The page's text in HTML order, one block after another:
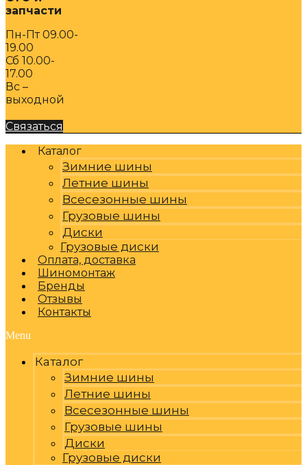
запчасти
Пн-Пт 09.00-
19.00
Сб 10.00-
17.00
Вс –
выходной
Связаться
Каталог
Зимние шины
Летние шины
Всесезонные шины
Грузовые шины
Диски
Грузовые диски
Оплата, доставка
Шиномонтаж
Бренды
Отзывы
Контакты
Menu
Каталог
Зимние шины
Летние шины
Всесезонные шины
Грузовые шины
Диски
Грузовые диски